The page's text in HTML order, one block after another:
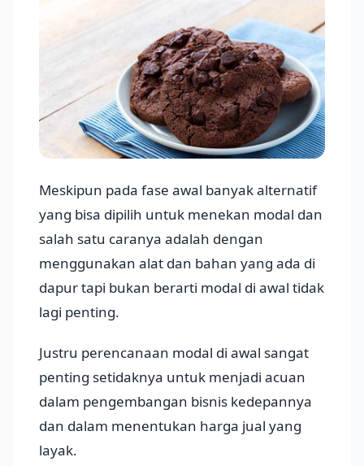
Meskipun pada fase awal banyak alternatif
yang bisa dipilih untuk menekan modal dan
salah satu caranya adalah dengan
menggunakan alat dan bahan yang ada di
dapur tapi bukan berarti modal di awal tidak
lagi penting.
Justru perencanaan modal di awal sangat
penting setidaknya untuk menjadi acuan
dalam pengembangan bisnis kedepannya
dan dalam menentukan harga jual yang
layak.